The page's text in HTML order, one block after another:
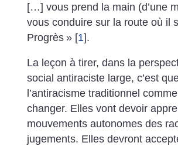
[…] vous prend la main (d’une
vous conduire sur la route où il
Progrès » [1].
La leçon à tirer, dans la
social antiraciste large, c’est
l’antiracisme traditionnel
changer. Elles vont devoir
mouvements autonomes des
jugements. Elles devront